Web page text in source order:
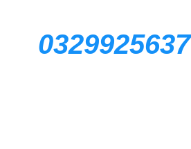
0329925637